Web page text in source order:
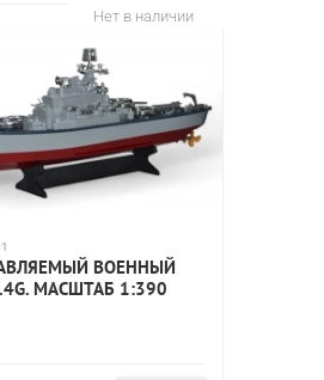
Нет в наличии
ВОЕННЫЙ
МАСШТАБ 1:390